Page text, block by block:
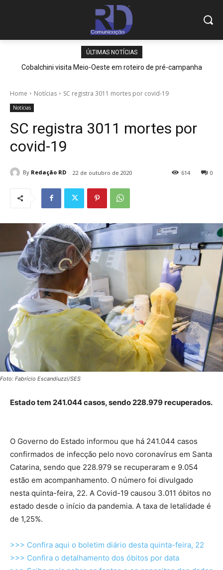
ÚLTIMAS NOTÍCIAS
Cobalchini visita Meio-Oeste em roteiro de pré-campanha
Home Notícias SC registra 3011 mortes por covid-19
Notícias
SC registra 3011 mortes por
covid-19
By Redação RD 22 de outubro de 2020 0
614
Foto: Fabrício Escandiuzzi/SES
Estado tem 241.044 casos, sendo 228.979 recuperados.
O Governo do Estado informou que há 241.044 casos
confirmados de infecção pelo novo coronavírus em Santa
Catarina, sendo que 228.979 se recuperaram e 9.054
estão em acompanhamento. O número foi divulgado
nesta quinta-feira, 22. A Covid-19 causou 3.011 óbitos no
estado desde o início da pandemia. A taxa de letalidade é
de 1,25%.
>>> Confira aqui o boletim diário desta quinta-feira, 22
>>> Confira o detalhamento dos óbitos por data